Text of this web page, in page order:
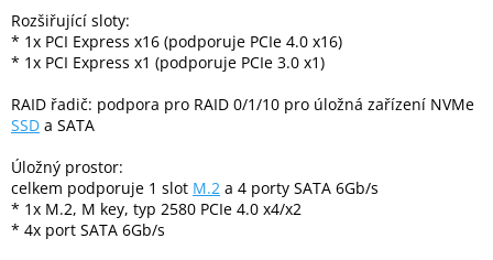
Doprodej
Rozšiřující sloty:
* 1x PCI Express x16 (podporuje PCIe 4.0 x16)
* 1x PCI Express x1 (podporuje PCIe 3.0 x1)
RAID řadič: podpora pro RAID 0/1/10 pro úložná zařízení NVMe
SSD a SATA
Úložný prostor:
celkem podporuje 1 slot M.2 a 4 porty SATA 6Gb/s
* 1x M.2, M key, typ 2580 PCIe 4.0 x4/x2
* 4x port SATA 6Gb/s